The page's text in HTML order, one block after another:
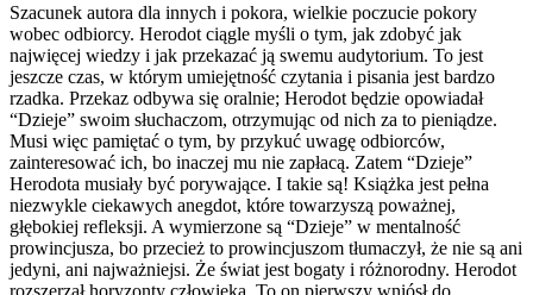
Szacunek autora dla innych i pokora, wielkie poczucie pokory
wobec odbiorcy. Herodot ciągle myśli o tym, jak zdobyć jak
najwięcej wiedzy i jak przekazać ją swemu audytorium. To jest
jeszcze czas, w którym umiejętność czytania i pisania jest bardzo
rzadka. Przekaz odbywa się oralnie; Herodot będzie opowiadał
“Dzieje” swoim słuchaczom, otrzymując od nich za to pieniądze.
Musi więc pamiętać o tym, by przykuć uwagę odbiorców,
zainteresować ich, bo inaczej mu nie zapłacą. Zatem “Dzieje”
Herodota musiały być porywające. I takie są! Książka jest pełna
niezwykle ciekawych anegdot, które towarzyszą poważnej,
głębokiej refleksji. A wymierzone są “Dzieje” w mentalność
prowincjusza, bo przecież to prowincjuszom tłumaczył, że nie są ani
jedyni, ani najważniejsi. Że świat jest bogaty i różnorodny. Herodot
rozszerzał horyzonty człowieka. To on pierwszy wniósł do